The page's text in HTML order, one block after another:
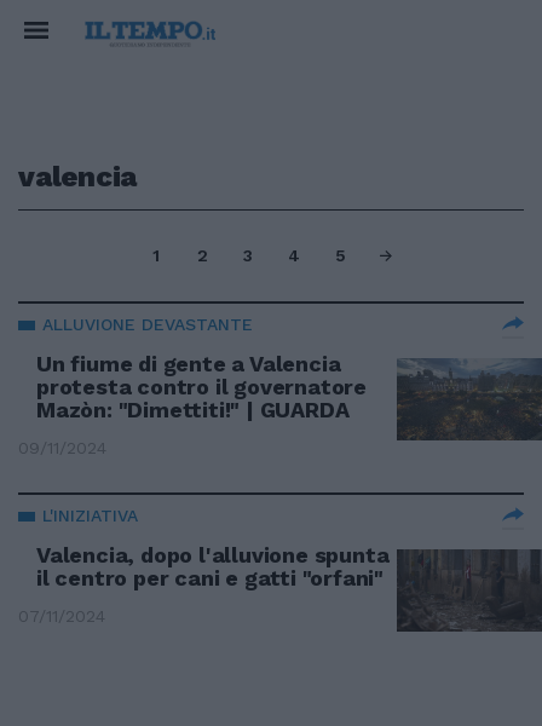
valencia
1 2 3 4 5
ALLUVIONE DEVASTANTE
Un fiume di gente a Valencia
protesta contro il governatore
Mazòn: "Dimettiti!" | GUARDA
09/11/2024
L'INIZIATIVA
Valencia, dopo l'alluvione spunta
il centro per cani e gatti "orfani"
07/11/2024